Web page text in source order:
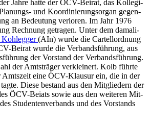
Jahre hatte der ÖCV-Bei­rat, das Kol­le­gi­
und Ko­or­di­nie­rungs­or­gan ge­gen­
an Be­deu­tung ver­lo­ren. Im Jahr 1976
Rech­nung ge­tra­gen. Unter dem da­ma­li­
(AIn) wurde die Car­tell­ord­nung
Bei­rat wurde die Ver­bands­füh­rung, aus
der Vor­stand der Ver­bands­füh­rung.
der Amts­trä­ger ver­klei­nert. Kolb führ­te
Amts­zeit eine ÖCV-Klau­sur ein, die in der
Diese be­stand aus den Mit­glie­dern der
ÖCV-Bei­ats sowie aus den wei­te­ren Mit­
Stu­den­ten­ver­bands und des Vor­stands